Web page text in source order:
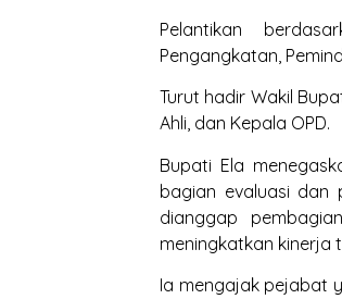
Pelantikan
Pengangkatan,
Turut hadir Wakil
Ahli, dan Kepala OPD.
Bupati Ela
bagian evaluasi dan
dianggap
meningkatkan kinerja
Ia mengajak pejabat